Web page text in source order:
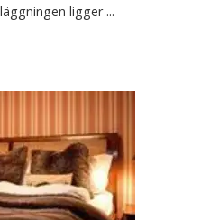
ligger ...